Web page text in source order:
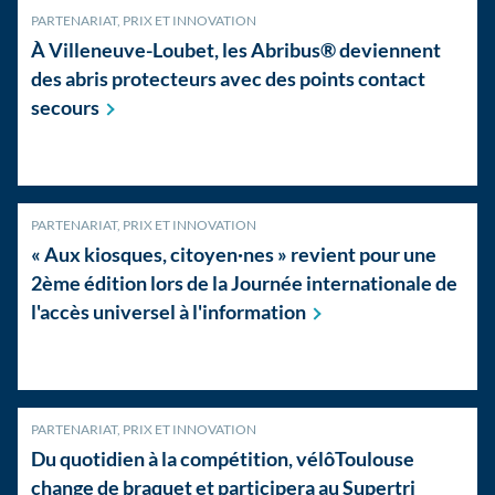
PARTENARIAT, PRIX ET INNOVATION
À Villeneuve-Loubet, les Abribus® deviennent
des abris protecteurs avec des points contact
secours
PARTENARIAT, PRIX ET INNOVATION
« Aux kiosques, citoyen·nes » revient pour une
2ème édition lors de la Journée internationale de
l'accès universel àl'information
PARTENARIAT, PRIX ET INNOVATION
Du quotidien à la compétition, vélôToulouse
change de braquet et participera au Supertri